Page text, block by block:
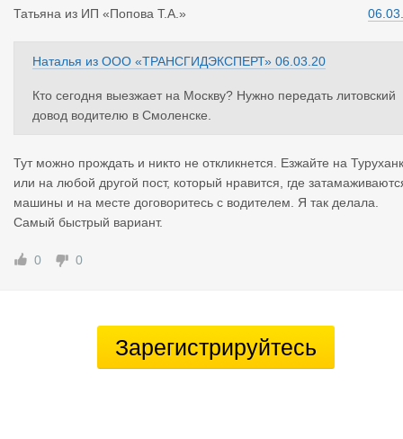
Татьяна из ИП «Попова Т.А.»
Наталья из ООО «ТРАНСГИДЭКСПЕРТ» 06.03.20
Кто сегодня выезжает на Москву? Нужно передать литовский
довод водителю в Смоленске.
Тут можно прождать и никто не откликнется. Езжайте на
или на любой другой пост, который нравится, где
машины и на месте договоритесь с водителем. Я так делала.
Самый быстрый вариант.
0 0
Зарегистрируйтесь